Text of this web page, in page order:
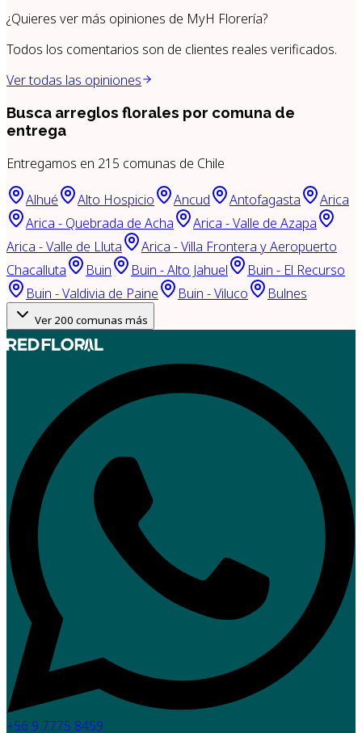
¿Quieres ver más opiniones de MyH Florería?
Todos los comentarios son de clientes reales verificados.
Ver todas las opiniones
Busca arreglos florales por comuna de
entrega
Entregamos en 215 comunas de Chile
Alhué Alto Hospicio Ancud Antofagasta
Arica
Arica - Quebrada de Acha
Arica - Valle de Azapa
Arica - Valle de Lluta
Arica - Villa Frontera y Aeropuerto
Chacalluta
Buin Buin - Alto Jahuel
Buin - El Recurso
Buin - Valdivia de Paine
Buin - Viluco Bulnes
Ver 200 comunas más
+56 9 7775 8459